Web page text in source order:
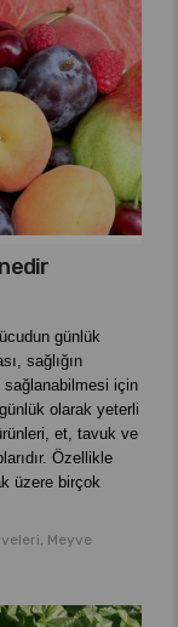
günlük
sağlığın
sağlanabilmesi için
olarak yeterli
et, tavuk ve
Özellikle
üzere birçok
Meyve